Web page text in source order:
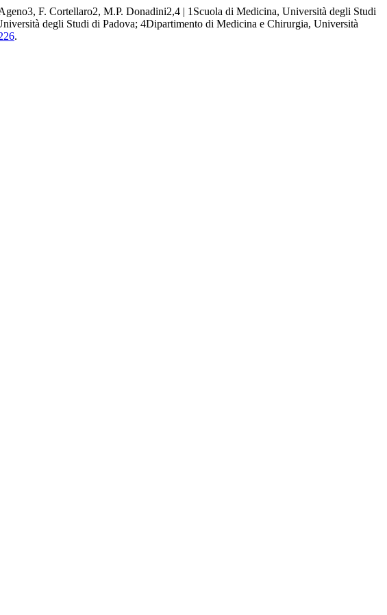
F. Cortellaro2, M.P. Donadini2,4 | 1Scuola di Medicina, Università degli Studi
degli Studi di Padova; 4Dipartimento di Medicina e Chirurgia, Università
.